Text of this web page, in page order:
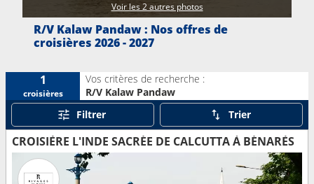
R/V Kalaw Pandaw : Nos offres de
croisières 2026 - 2027
Voir les 2 autres photos
1
croisières
Vos critères de recherche :
R/V Kalaw Pandaw
Filtrer
Trier
CROISIÈRE L'INDE SACRÉE DE CALCUTTA À BÉNARÈS